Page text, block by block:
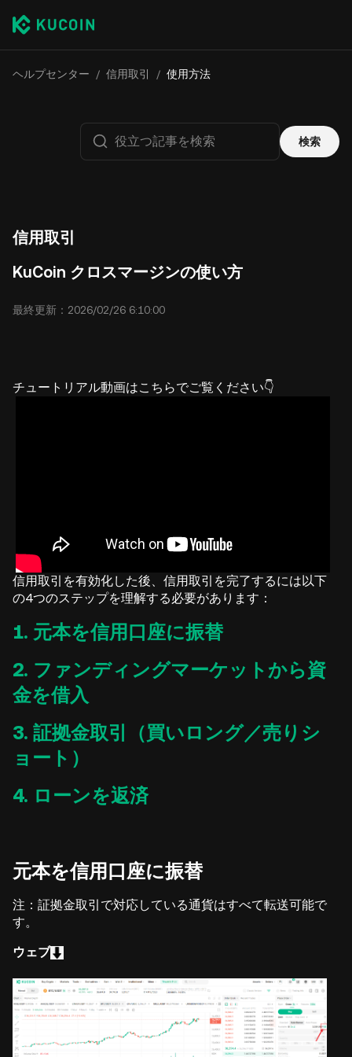
ヘルプセンター / 信用取引 / 使用方法
検索
信用取引
KuCoin クロスマージンの使い方
最終更新：2026/02/26 6:10:00
チュートリアル動画はこちらでご覧ください👇
信用取引を有効化した後、信用取引を完了するには以下
の4つのステップを理解する必要があります：
1. 元本を信用口座に振替
2. ファンディングマーケットから資
金を借入
3. 証拠金取引（買いロング／売りシ
ョート）
4. ローンを返済
元本を信用口座に振替
注：証拠金取引で対応している通貨はすべて転送可能で
す。
ウェブ